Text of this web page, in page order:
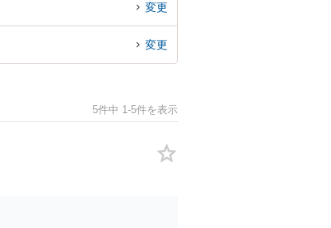
変更
変更
5件中 1-5件を表示